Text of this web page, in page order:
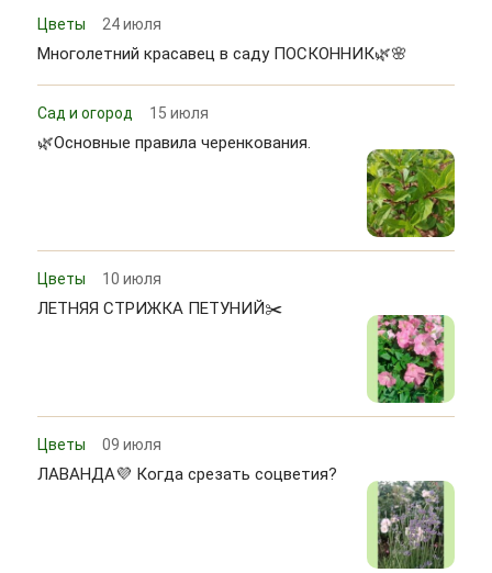
Цветы 24 июля
Многолетний красавец в саду ПОСКОННИК🌿🌸
Сад и огород 15 июля
🌿Основные правила черенкования.
Цветы 10 июля
ЛЕТНЯЯ СТРИЖКА ПЕТУНИЙ✂️
Цветы 09 июля
ЛАВАНДА💜 Когда срезать соцветия?